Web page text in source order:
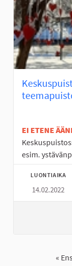
EI ETENE
esim.
LUONTIAIKA
14.02.2022
«